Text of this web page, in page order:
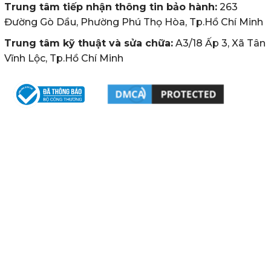
Trung tâm tiếp nhận thông tin bảo hành: 263
Đường Gò Dầu, Phường Phú Thọ Hòa, Tp.Hồ Chí Minh
Trung tâm kỹ thuật và sửa chữa: A3/18 Ấp 3, Xã Tân
Vĩnh Lộc, Tp.Hồ Chí Minh